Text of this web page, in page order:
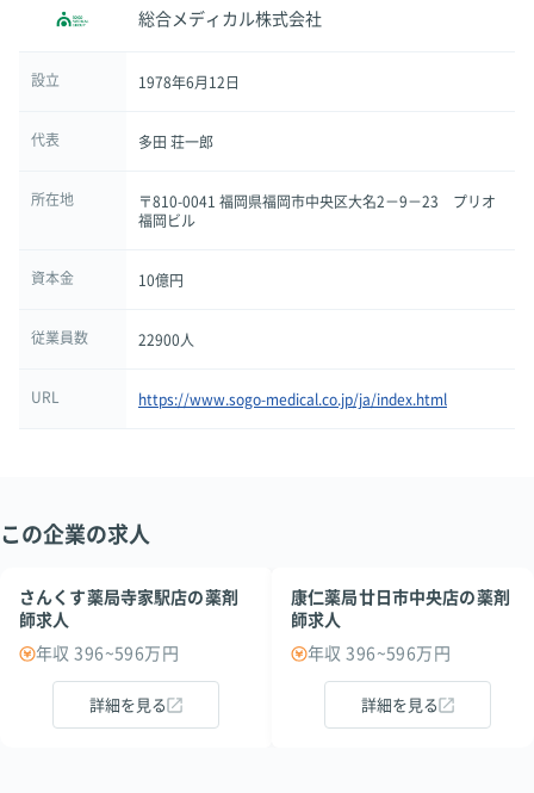
総合メディカル株式会社
設立 1978年6月12日
代表 多田 荘一郎
所在地
〒810-0041 福岡県福岡市中央区大名2－9－23 プリオ
福岡ビル
資本金 10億円
従業員数 22900人
URL https://www.sogo-medical.co.jp/ja/index.html
この企業の求人
さんくす薬局寺家駅店の薬剤
師求人
年収 396~596万円
詳細を見る
康仁薬局廿日市中央店の薬剤
師求人
年収 396~596万円
詳細を見る